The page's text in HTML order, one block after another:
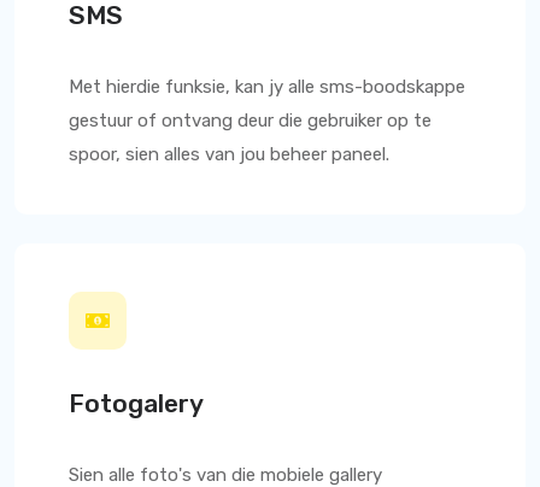
SMS
Met hierdie funksie, kan jy alle sms-boodskappe
gestuur of ontvang deur die gebruiker op te
spoor, sien alles van jou beheer paneel.
Fotogalery
Sien alle foto's van die mobiele gallery